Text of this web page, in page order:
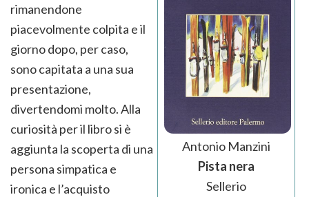
Antonio Manzini
Pista nera
Sellerio
rimanendone
piacevolmente colpita e il
giorno dopo, per caso,
sono capitata a una sua
presentazione,
divertendomi molto. Alla
curiosità per il libro si è
aggiunta la scoperta di una
persona simpatica e
ironica e l’acquisto